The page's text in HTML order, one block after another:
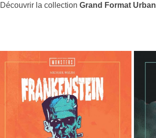
Découvrir la collection Grand Format Urban